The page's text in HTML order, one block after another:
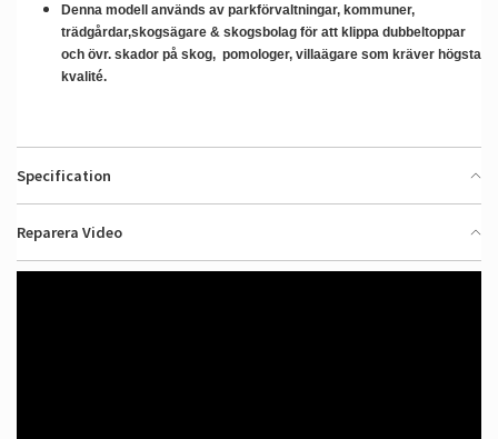
Specification
Reparera Video
Denna modell används av parkförvaltningar, kommuner,
trädgårdar,skogsägare & skogsbolag för att klippa dubbeltoppar
och övr. skador på skog, pomologer, villaägare som kräver högsta
kvalité.